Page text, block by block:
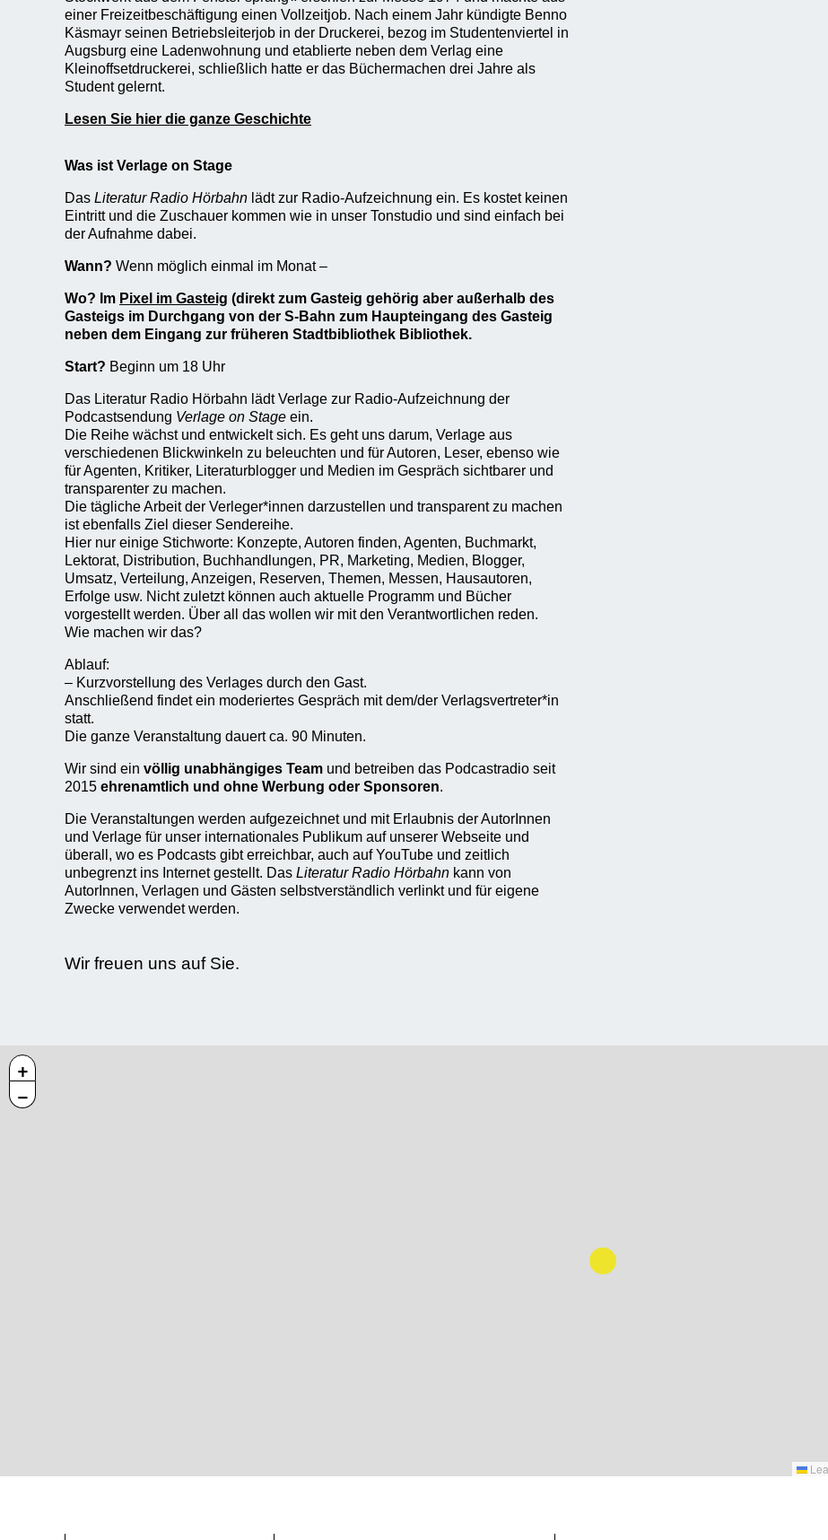
einer Freizeitbeschäftigung einen Vollzeitjob. Nach einem Jahr kündigte Benno
Käsmayr seinen Betriebsleiterjob in der Druckerei, bezog im Studentenviertel in
Augsburg eine Ladenwohnung und etablierte neben dem Verlag eine
Kleinoffsetdruckerei, schließlich hatte er das Büchermachen drei Jahre als
Student gelernt.
Lesen Sie hier die ganze Geschichte
Was ist Verlage on Stage
Das Literatur Radio Hörbahn lädt zur Radio-Aufzeichnung ein. Es kostet keinen
Eintritt und die Zuschauer kommen wie in unser Tonstudio und sind einfach bei
der Aufnahme dabei.
Wann? Wenn möglich einmal im Monat –
Wo? Im Pixel im Gasteig (direkt zum Gasteig gehörig aber außerhalb des
Gasteigs im Durchgang von der S-Bahn zum Haupteingang des Gasteig
neben dem Eingang zur früheren Stadtbibliothek Bibliothek.
Start? Beginn um 18 Uhr
Das Literatur Radio Hörbahn lädt Verlage zur Radio-Aufzeichnung der
Podcastsendung Verlage on Stage ein.
Die Reihe wächst und entwickelt sich. Es geht uns darum, Verlage aus
verschiedenen Blickwinkeln zu beleuchten und für Autoren, Leser, ebenso wie
für Agenten, Kritiker, Literaturblogger und Medien im Gespräch sichtbarer und
transparenter zu machen.
Die tägliche Arbeit der Verleger*innen darzustellen und transparent zu machen
ist ebenfalls Ziel dieser Sendereihe.
Hier nur einige Stichworte: Konzepte, Autoren finden, Agenten, Buchmarkt,
Lektorat, Distribution, Buchhandlungen, PR, Marketing, Medien, Blogger,
Umsatz, Verteilung, Anzeigen, Reserven, Themen, Messen, Hausautoren,
Erfolge usw. Nicht zuletzt können auch aktuelle Programm und Bücher
vorgestellt werden. Über all das wollen wir mit den Verantwortlichen reden.
Wie machen wir das?
Ablauf:
– Kurzvorstellung des Verlages durch den Gast.
Anschließend findet ein moderiertes Gespräch mit dem/der Verlagsvertreter*in
statt.
Die ganze Veranstaltung dauert ca. 90 Minuten.
Wir sind ein völlig unabhängiges Team und betreiben das Podcastradio seit
2015 ehrenamtlich und ohne Werbung oder Sponsoren.
Die Veranstaltungen werden aufgezeichnet und mit Erlaubnis der AutorInnen
und Verlage für unser internationales Publikum auf unserer Webseite und
überall, wo es Podcasts gibt erreichbar, auch auf YouTube und zeitlich
unbegrenzt ins Internet gestellt. Das Literatur Radio Hörbahn kann von
AutorInnen, Verlagen und Gästen selbstverständlich verlinkt und für eigene
Zwecke verwendet werden.
Wir freuen uns auf Sie.
+
−